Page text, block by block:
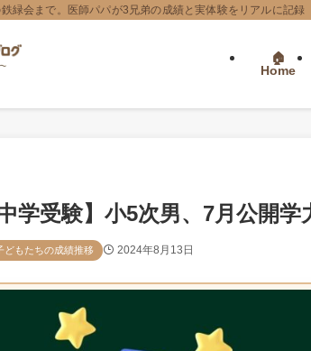
緑会まで。医師パパが3兄弟の成績と実体験をリアルに記録
Home
中学受験】小5次男、7月公開
どもたちの成績推移 2024年8月13日